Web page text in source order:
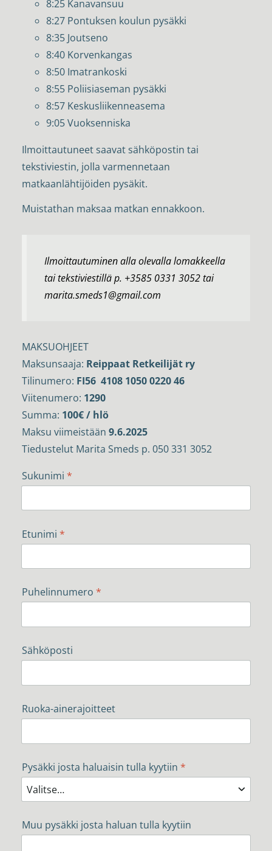
8:25 Kanavansuu
8:27 Pontuksen koulun pysäkki
8:35 Joutseno
8:40 Korvenkangas
8:50 Imatrankoski
8:55 Poliisiaseman pysäkki
8:57 Keskusliikenneasema
9:05 Vuoksenniska
Ilmoittautuneet saavat sähköpostin tai
tekstiviestin, jolla varmennetaan
matkaanlähtijöiden pysäkit.
Muistathan maksaa matkan ennakkoon.
Ilmoittautuminen alla olevalla lomakkeella
tai tekstiviestillä p. +3585 0331 3052 tai
marita.smeds1@gmail.com
MAKSUOHJEET
Maksunsaaja: Reippaat Retkeilijät ry
Tilinumero: FI56 4108 1050 0220 46
Viitenumero: 1290
Summa: 100€ / hlö
Maksu viimeistään 9.6.2025
Tiedustelut Marita Smeds p. 050 331 3052
Sukunimi *
Etunimi *
Puhelinnumero *
Sähköposti
Ruoka-ainerajoitteet
Pysäkki josta haluaisin tulla kyytiin *
Muu pysäkki josta haluan tulla kyytiin